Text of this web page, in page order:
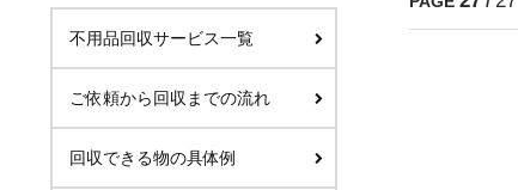
不用品回収サービス一覧
ご依頼から回収までの流れ
回収できる物の具体例